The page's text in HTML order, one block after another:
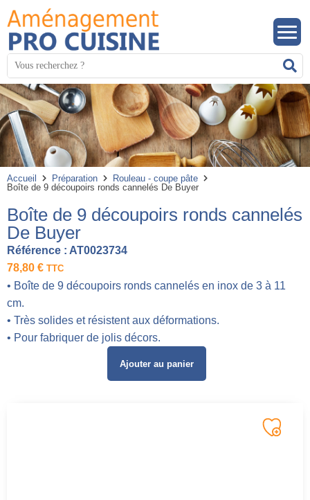
Mots
clés
:
Accueil Préparation
Rouleau - coupe pâte
Boîte de 9 découpoirs ronds cannelés De Buyer
Boîte de 9 découpoirs ronds cannelés
De Buyer
Référence : AT0023734
78,80 € TTC
• Boîte de 9 découpoirs ronds cannelés en inox de 3 à 11
cm.
• Très solides et résistent aux déformations.
• Pour fabriquer de jolis décors.
Ajouter au panier
Panneau de gestion des cookies